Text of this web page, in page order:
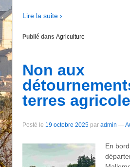
Lire la suite ›
Publié dans Agriculture
Non aux
terres
Posté le 19 octobre 2025 par admin —
En